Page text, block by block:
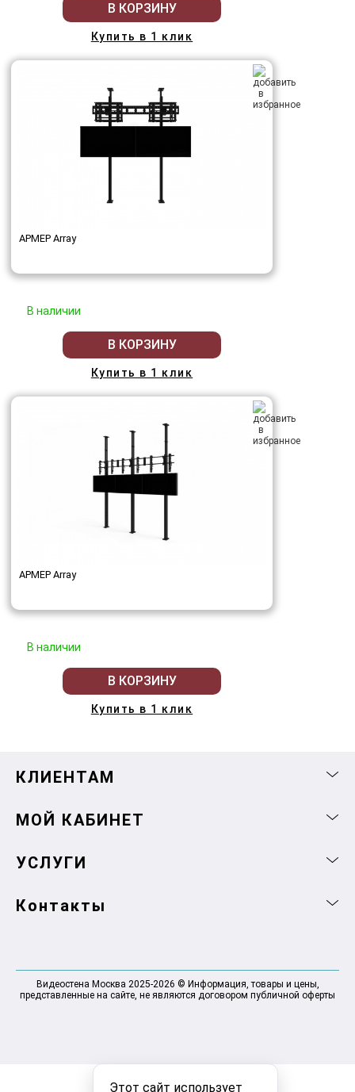
Этот сайт использует
В КОРЗИНУ
Купить в 1 клик
АРМЕР Array
В наличии
В КОРЗИНУ
Купить в 1 клик
АРМЕР Array
В наличии
В КОРЗИНУ
Купить в 1 клик
КЛИЕНТАМ
МОЙ КАБИНЕТ
УСЛУГИ
Контакты
Видеостена Москва 2025-2026 © Информация, товары и цены,
представленные на сайте, не являются договором публичной оферты